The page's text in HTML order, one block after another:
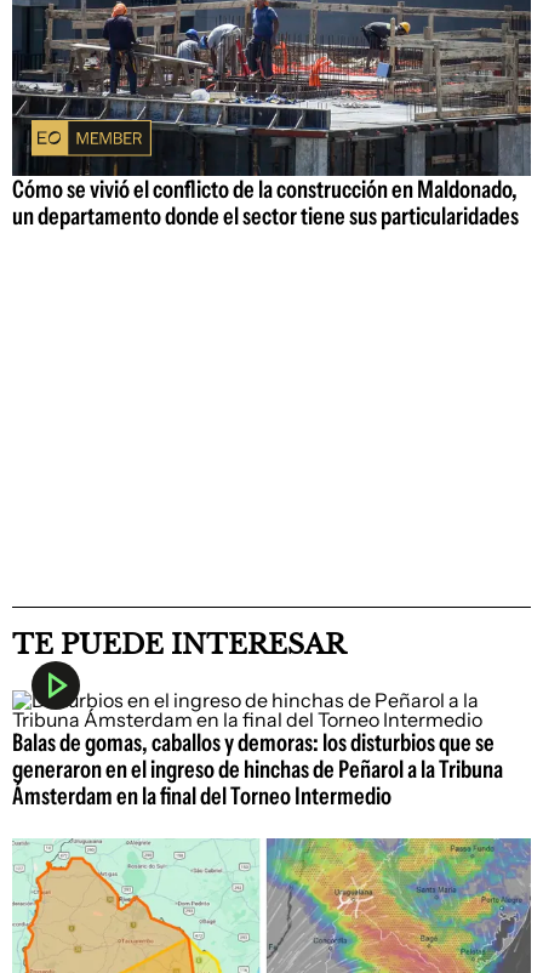
Cómo se vivió el conflicto de la construcción en Maldonado,
un departamento donde el sector tiene sus particularidades
TE PUEDE INTERESAR
Balas de gomas, caballos y demoras: los disturbios que se
generaron en el ingreso de hinchas de Peñarol a la Tribuna
Ámsterdam en la final del Torneo Intermedio